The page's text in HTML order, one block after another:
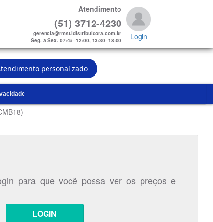
personalizado
Atendimento
(51) 3712-4230
gerencia@rmsuldistribuidora.com.br
Seg. a Sex. 07:45–12:00, 13:30–18:00
Login
para que você possa ver os preços e
LOGIN